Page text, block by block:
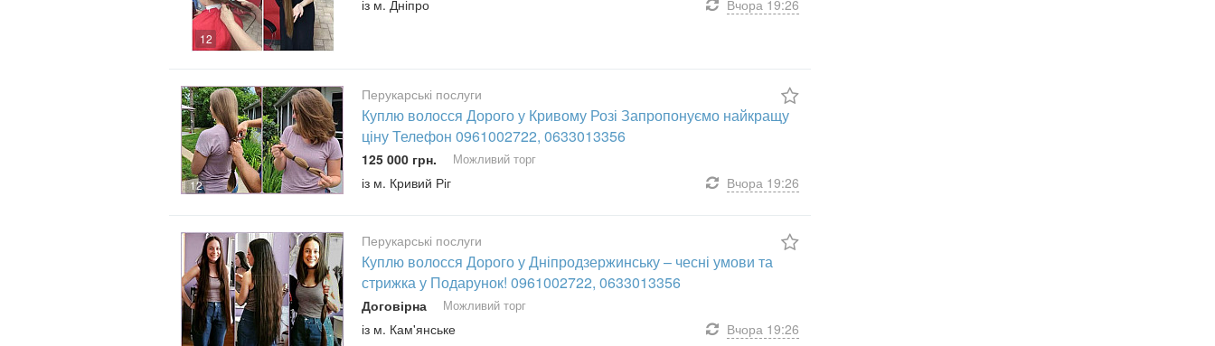
12
із м. Дніпро Вчора 19:26
12
Перукарські послуги
Куплю волосся Дорого у Кривому Розі Запропонуємо найкращу
ціну Телефон 0961002722, 0633013356
125 000 грн. Можливий торг
із м. Кривий Ріг Вчора 19:26
Перукарські послуги
Куплю волосся Дорого у Дніпродзержинську – чесні умови та
стрижка у Подарунок! 0961002722, 0633013356
Договірна Можливий торг
із м. Кам'янське Вчора 19:26